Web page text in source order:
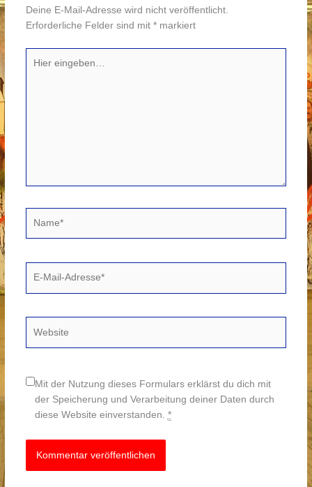
Deine E-Mail-Adresse wird nicht veröffentlicht.
Erforderliche Felder sind mit *markiert
eingeben…
Mit der Nutzung dieses Formulars erklärst du dich mit
der Speicherung und Verarbeitung deiner Daten durch
diese Website einverstanden. *